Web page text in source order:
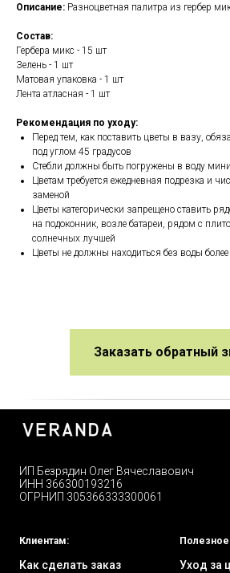
Описание: Разноцветная палитра из гербер
Состав:
Гербера микс - 15 шт
Зелень - 1 шт
Матовая упаковка - 1 шт
Лента атласная - 1 шт
Рекомендация по уходу:
Перед тем, как поставить цветы в вазу,
под углом 45 градусов
Стебли должны быть погружены в воду
Цветам требуется ежедневная подрезка и
заменой
Цветы категорически запрещено ставить
на подоконник, возле батареи, рядом с
солнечных лучшей
Цветы не должны находиться без воды
Заказать обратный
ИП Безрядин Олег Вячеславович
ИНН 366300193216
ОГРНИП 305366333300061
Клиентам:
Как сделать заказ
Уход за